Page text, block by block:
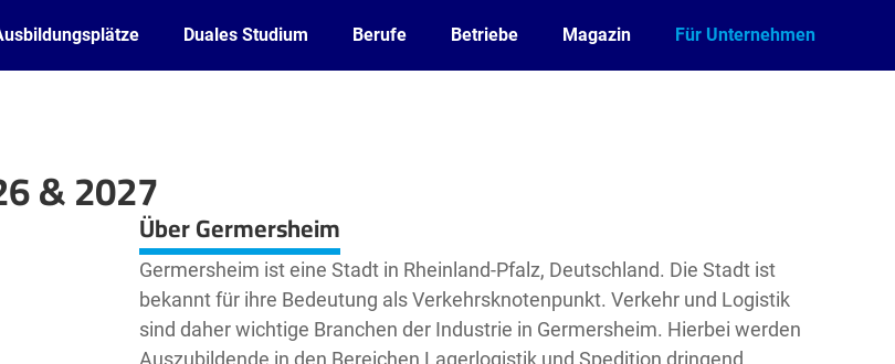
Duales Studium Berufe Betriebe Magazin Für Unternehmen
& 2027
contributors Über Germersheim
Germersheim ist eine Stadt in Rheinland-Pfalz, Deutschland. Die Stadt ist
bekannt für ihre Bedeutung als Verkehrsknotenpunkt. Verkehr und Logistik
sind daher wichtige Branchen der Industrie in Germersheim. Hierbei werden
Auszubildende in den Bereichen Lagerlogistik und Spedition dringend